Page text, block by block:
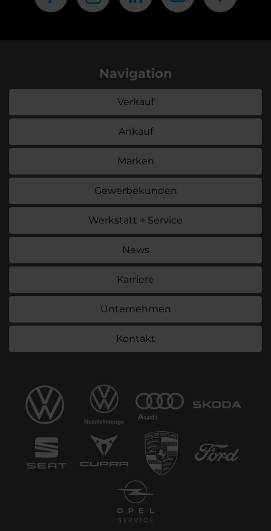
Navigation
Verkauf
Ankauf
Marken
Gewerbekunden
Werkstatt + Service
News
Karriere
Unternehmen
Kontakt